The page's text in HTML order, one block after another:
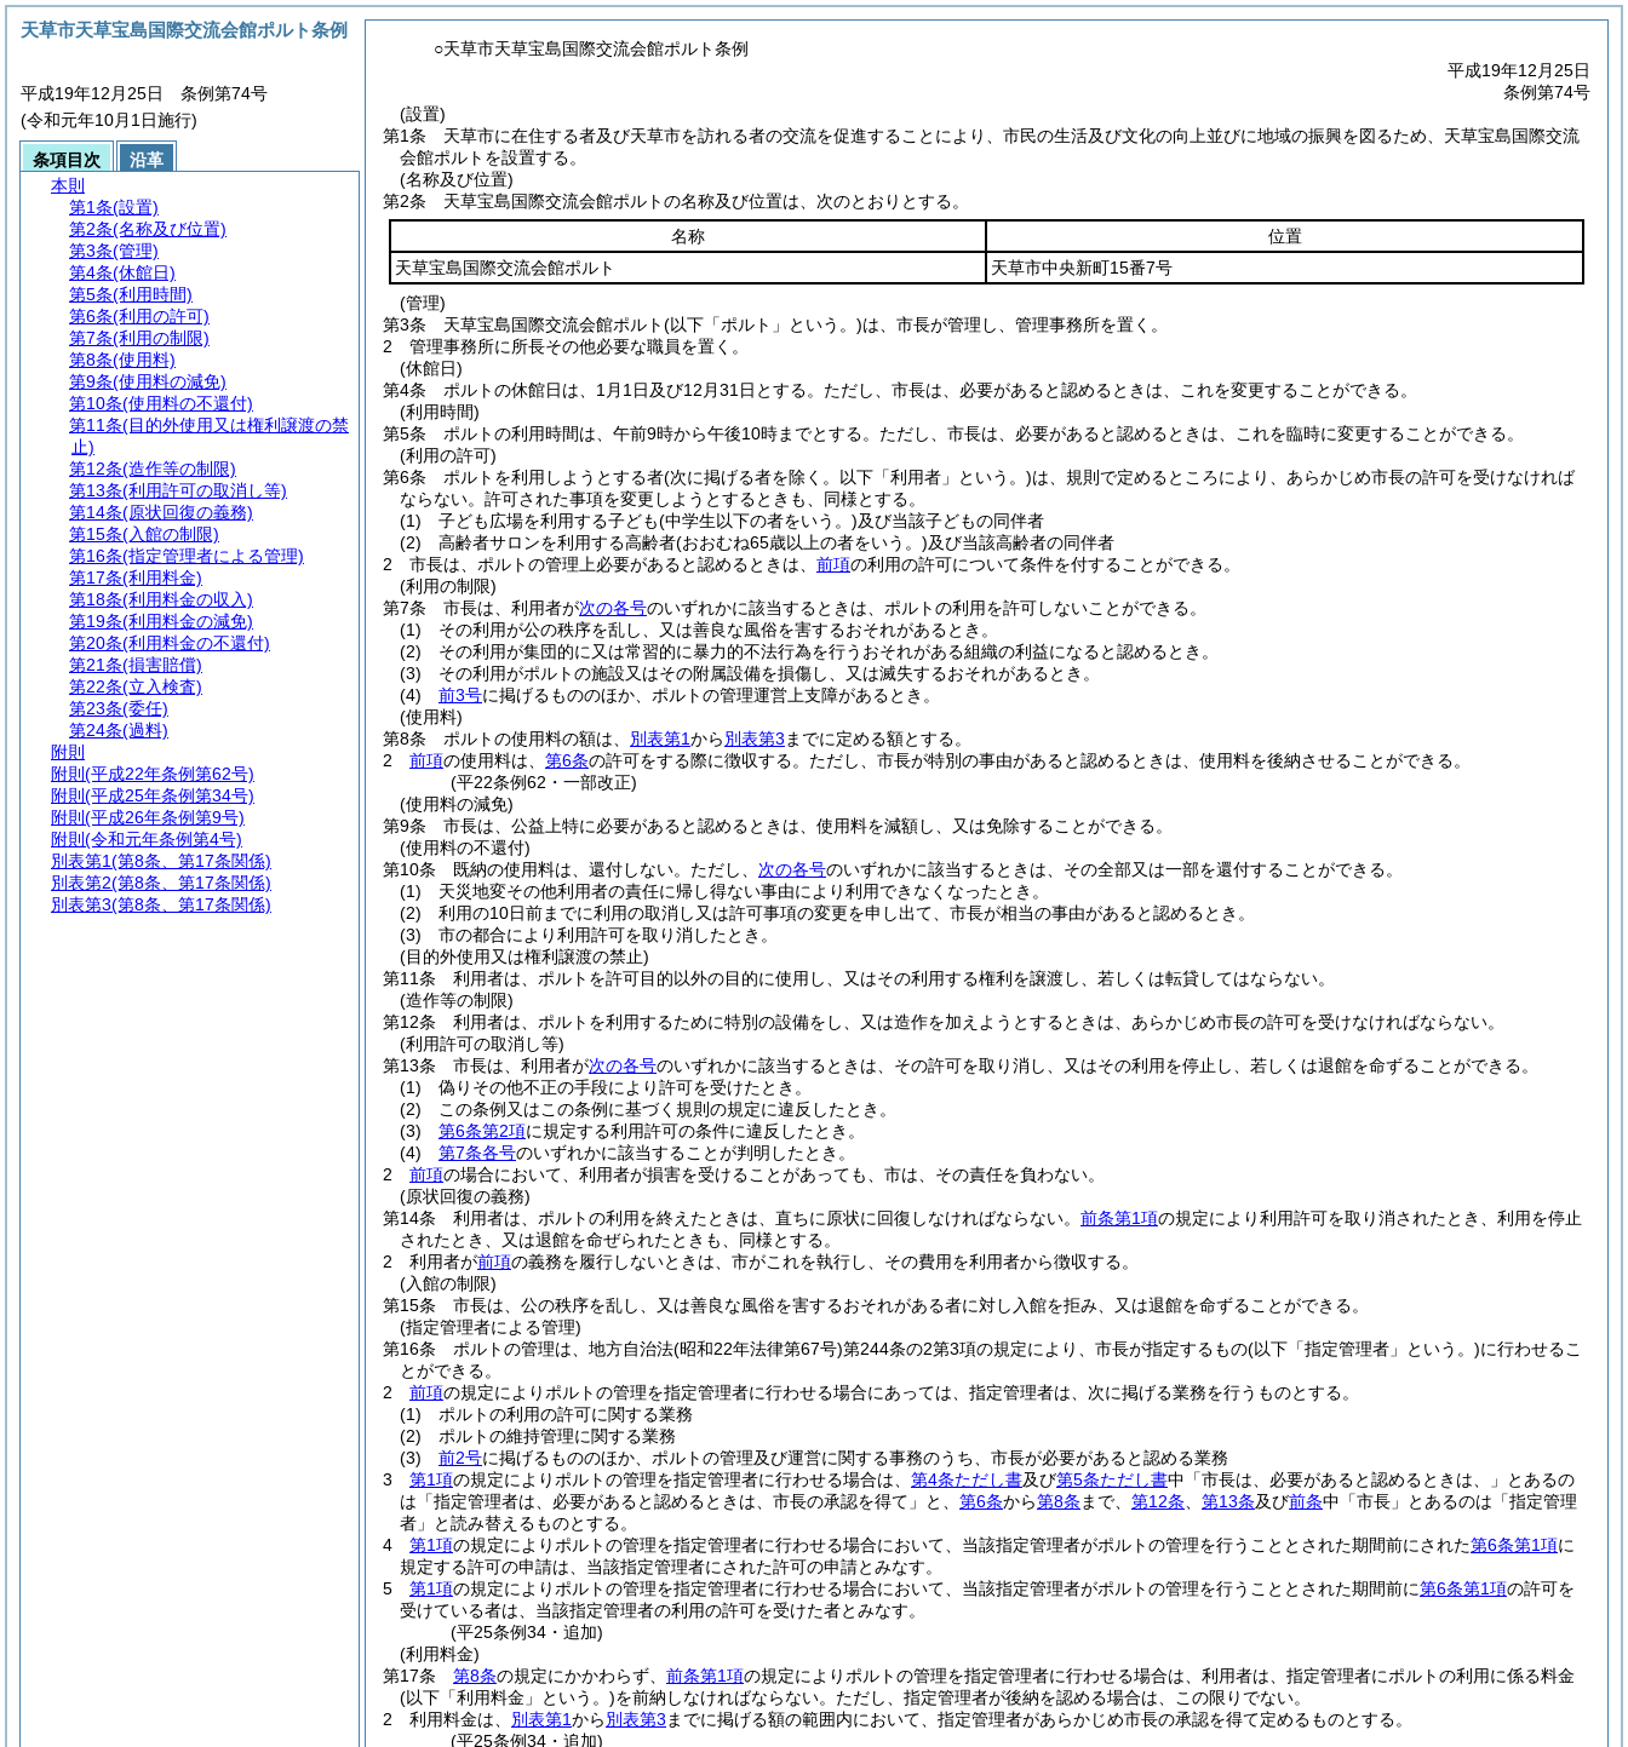
○天草市天草宝島国際交流会館ポルト条例
平成19年12月25日
条例第74号
(設置)
第1条
天草市に在住する者及び天草市を訪れる者の交流を促進することにより、市民の生活及び文化の向上並びに地域の振興を図るため、天草宝島国際交流
会館ポルトを設置する。
(名称及び位置)
第2条
天草宝島国際交流会館ポルトの名称及び位置は、次のとおりとする。
名称
位置
天草宝島国際交流会館ポルト
天草市中央新町15番7号
(管理)
第3条
天草宝島国際交流会館ポルト(以下「ポルト」という。)は、市長が管理し、管理事務所を置く。
2
管理事務所に所長その他必要な職員を置く。
(休館日)
第4条
ポルトの休館日は、1月1日及び12月31日とする。 ただし、市長は、必要があると認めるときは、これを変更することができる。
(利用時間)
第5条
ポルトの利用時間は、午前9時から午後10時までとする。 ただし、市長は、必要があると認めるときは、これを臨時に変更することができる。
(利用の許可)
第6条
ポルトを利用しようとする者(次に掲げる者を除く。以下「利用者」という。)は、規則で定めるところにより、あらかじめ市長の許可を受けなければ
ならない。 許可された事項を変更しようとするときも、同様とする。
(1)
子ども広場を利用する子ども(中学生以下の者をいう。)及び当該子どもの同伴者
(2)
高齢者サロンを利用する高齢者(おおむね65歳以上の者をいう。)及び当該高齢者の同伴者
2
市長は、ポルトの管理上必要があると認めるときは、 前項の利用の許可について条件を付することができる。
(利用の制限)
第7条
市長は、利用者が次の各号のいずれかに該当するときは、ポルトの利用を許可しないことができる。
(1)
その利用が公の秩序を乱し、又は善良な風俗を害するおそれがあるとき。
(2)
その利用が集団的に又は常習的に暴力的不法行為を行うおそれがある組織の利益になると認めるとき。
(3)
その利用がポルトの施設又はその附属設備を損傷し、又は滅失するおそれがあるとき。
(4)
前3号に掲げるもののほか、ポルトの管理運営上支障があるとき。
(使用料)
第8条
ポルトの使用料の額は、 別表第1から別表第3 までに定める額とする。
2
前項の使用料は、 第6条の許可をする際に徴収する。 ただし、市長が特別の事由があると認めるときは、使用料を後納させることができる。
(平22条例62・一部改正)
(使用料の減免)
第9条
市長は、公益上特に必要があると認めるときは、使用料を減額し、又は免除することができる。
(使用料の不還付)
第10条
既納の使用料は、還付しない。 ただし、 次の各号のいずれかに該当するときは、その全部又は一部を還付することができる。
(1)
天災地変その他利用者の責任に帰し得ない事由により利用できなくなったとき。
(2)
利用の10日前までに利用の取消し又は許可事項の変更を申し出て、市長が相当の事由があると認めるとき。
(3)
市の都合により利用許可を取り消したとき。
(目的外使用又は権利譲渡の禁止)
第11条
利用者は、ポルトを許可目的以外の目的に使用し、又はその利用する権利を譲渡し、若しくは転貸してはならない。
(造作等の制限)
第12条
利用者は、ポルトを利用するために特別の設備をし、又は造作を加えようとするときは、あらかじめ市長の許可を受けなければならない。
(利用許可の取消し等)
第13条
市長は、利用者が次の各号のいずれかに該当するときは、その許可を取り消し、又はその利用を停止し、若しくは退館を命ずることができる。
(1)
偽りその他不正の手段により許可を受けたとき。
(2)
この条例又はこの条例に基づく規則の規定に違反したとき。
(3)
第6条第2項に規定する利用許可の条件に違反したとき。
(4)
第7条各号のいずれかに該当することが判明したとき。
2
前項の場合において、利用者が損害を受けることがあっても、市は、その責任を負わない。
(原状回復の義務)
第14条
利用者は、ポルトの利用を終えたときは、直ちに原状に回復しなければならない。 前条第1項の規定により利用許可を取り消されたとき、利用を停止
されたとき、又は退館を命ぜられたときも、同様とする。
2
利用者が前項の義務を履行しないときは、市がこれを執行し、その費用を利用者から徴収する。
(入館の制限)
第15条
市長は、公の秩序を乱し、又は善良な風俗を害するおそれがある者に対し入館を拒み、又は退館を命ずることができる。
(指定管理者による管理)
第16条
ポルトの管理は、地方自治法(昭和22年法律第67号)第244条の2第3項の規定により、市長が指定するもの(以下「指定管理者」という。)に行わせるこ
とができる。
2
前項の規定によりポルトの管理を指定管理者に行わせる場合にあっては、指定管理者は、次に掲げる業務を行うものとする。
(1)
ポルトの利用の許可に関する業務
(2)
ポルトの維持管理に関する業務
(3)
前2号に掲げるもののほか、ポルトの管理及び運営に関する事務のうち、市長が必要があると認める業務
3
第1項の規定によりポルトの管理を指定管理者に行わせる場合は、 第4条ただし書及び第5条ただし書中「市長は、必要があると認めるときは、」とあるの
は「指定管理者は、必要があると認めるときは、市長の承認を得て」と、 第6条から第8条 まで、 第12条 第13条及び前条中「市長」とあるのは「指定管理
者」と読み替えるものとする。
4
第1項の規定によりポルトの管理を指定管理者に行わせる場合において、当該指定管理者がポルトの管理を行うこととされた期間前にされた第6条第1項に
規定する許可の申請は、当該指定管理者にされた許可の申請とみなす。
5
第1項の規定によりポルトの管理を指定管理者に行わせる場合において、当該指定管理者がポルトの管理を行うこととされた期間前に第6条第1項の許可を
受けている者は、当該指定管理者の利用の許可を受けた者とみなす。
(平25条例34・追加)
(利用料金)
第17条
第8条の規定にかかわらず、 前条第1項の規定によりポルトの管理を指定管理者に行わせる場合は、利用者は、指定管理者にポルトの利用に係る料金
(以下「利用料金」という。)を前納しなければならない。 ただし、指定管理者が後納を認める場合は、この限りでない。
2
利用料金は、 別表第1から別表第3 までに掲げる額の範囲内において、指定管理者があらかじめ市長の承認を得て定めるものとする。
(平25条例34・追加)
天草市天草宝島国際交流会館ポルト条例
平成19年12月25日 条例第74号
(令和元年10月1日施行)
条項目次
沿革
本則
第1条(設置)
第2条(名称及び位置)
第3条(管理)
第4条(休館日)
第5条(利用時間)
第6条(利用の許可)
第7条(利用の制限)
第8条(使用料)
第9条(使用料の減免)
第10条(使用料の不還付)
第11条(目的外使用又は権利譲渡の禁
止)
第12条(造作等の制限)
第13条(利用許可の取消し等)
第14条(原状回復の義務)
第15条(入館の制限)
第16条(指定管理者による管理)
第17条(利用料金)
第18条(利用料金の収入)
第19条(利用料金の減免)
第20条(利用料金の不還付)
第21条(損害賠償)
第22条(立入検査)
第23条(委任)
第24条(過料)
附則
附則 (平成22年条例第62号)
附則 (平成25年条例第34号)
附則 (平成26年条例第9号)
附則 (令和元年条例第4号)
別表第1(第8条、第17条関係)
別表第2(第8条、第17条関係)
別表第3(第8条、第17条関係)